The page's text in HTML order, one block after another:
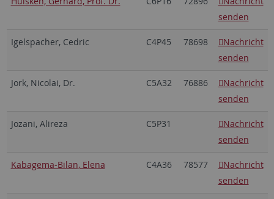
senden
Igelspacher, Cedric C4P45 78698
Nachricht
senden
Jork, Nicolai, Dr. C5A32 76886
Nachricht
senden
Jozani, Alireza C5P31
Nachricht
senden
Kabagema-Bilan, Elena C4A36 78577
Nachricht
senden